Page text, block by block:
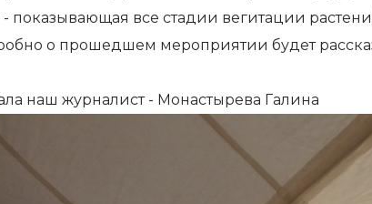
все стадии вегитации
о прошедшем мероприятии будет
наш журналист - Монастырева Галина